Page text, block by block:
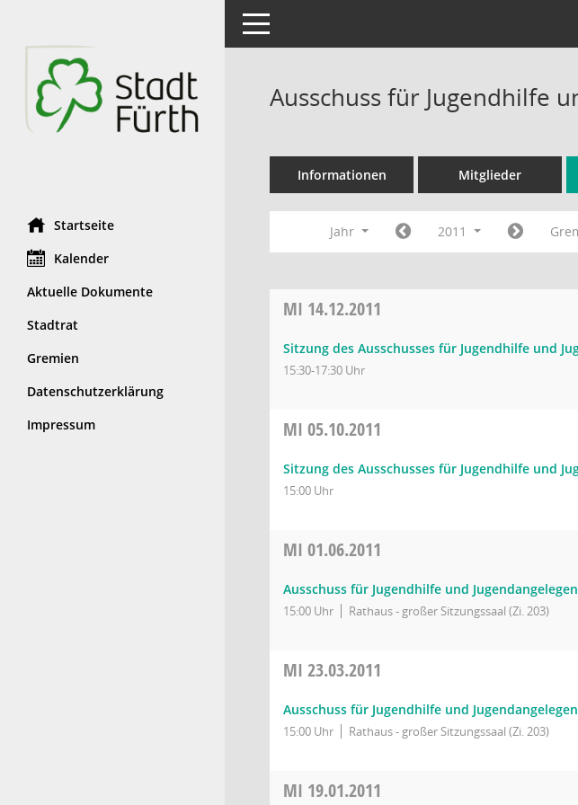
Startseite
Kalender
Aktuelle Dokumente
Stadtrat
Gremien
Datenschutzerklärung
Impressum
Toggle navigation
Ausschuss für Jugendhilfe
Informationen Mitglieder
Jahr 2011
MI 14.12.2011
Sitzung des Ausschusses für Jugendhilfe und
15:30-17:30 Uhr
MI 05.10.2011
Sitzung des Ausschusses für Jugendhilfe und
15:00 Uhr
MI 01.06.2011
Ausschuss für Jugendhilfe und
15:00 Uhr Rathaus - großer Sitzungssaal (Zi. 203)
MI 23.03.2011
Ausschuss für Jugendhilfe und
15:00 Uhr Rathaus - großer Sitzungssaal (Zi. 203)
MI 19.01.2011